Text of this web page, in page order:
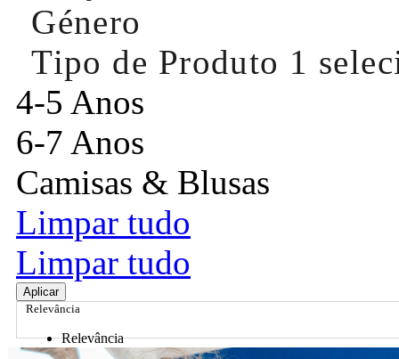
Género
Tipo de Produto 1
4-5 Anos
6-7 Anos
Camisas & Blusas
Limpar tudo
Limpar tudo
Aplicar
Relevância
Relevância
Preço Crescente